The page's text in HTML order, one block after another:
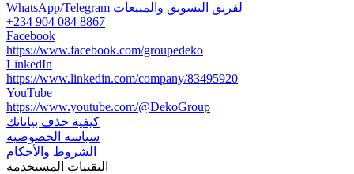
WhatsApp/Telegram لفريق التسويق والمبيعات
+234 904 084 8867
Facebook
https://www.facebook.com/groupedeko
LinkedIn
https://www.linkedin.com/company/83495920
YouTube
https://www.youtube.com/@DekoGroup
كيفية حذف بياناتك
سياسة الخصوصية
الشروط والأحكام
التقنيات المستخدمة